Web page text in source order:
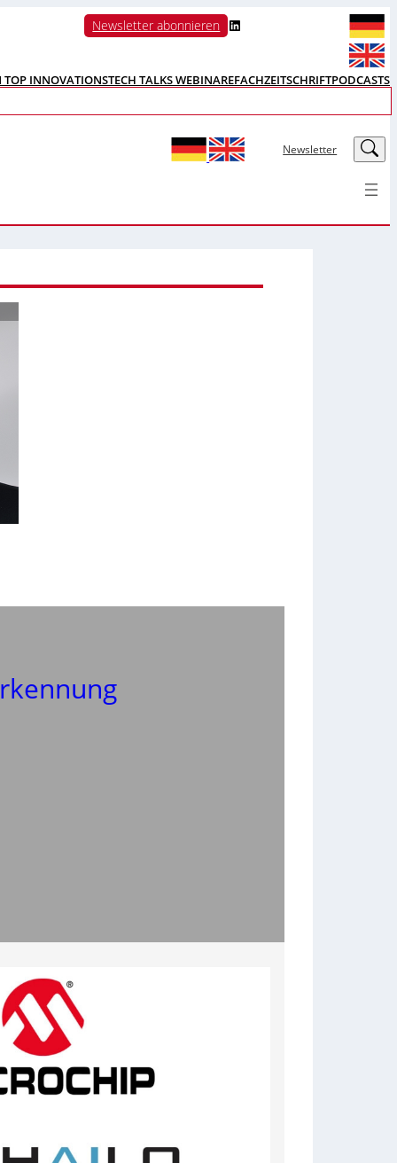
Newsletter abonnieren LinkedIn
TOP INNOVATIONSTECH TALKS WEBINAREFACHZEITSCHRIFTPODCASTS
Newsletter LinkedIn